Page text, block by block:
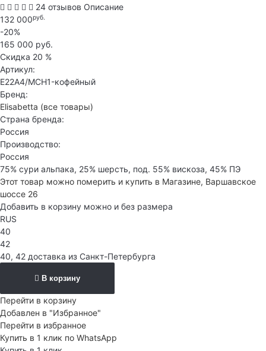
24 отзывов Описание
132 000руб.
-20%
165 000 руб.
Скидка 20 %
Артикул:
E22A4/MCH1-кофейный
Бренд:
Elisabetta (все товары)
Страна бренда:
Россия
Производство:
Россия
75% сури альпака, 25% шерсть, под. 55% вискоза, 45% ПЭ
Этот товар можно померить и купить в Магазине, Варшавское
шоссе 26
Добавить в корзину можно и без размера
RUS
40
42
40, 42 доставка из Санкт-Петербурга
В корзину
Перейти в корзину
Добавлен в "Избранное"
Перейти в избранное
Купить в 1 клик по WhatsApp